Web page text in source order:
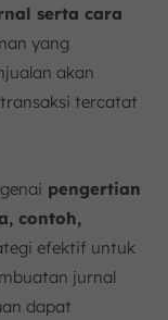
serta cara
yang
akan
tercatat
pengertian
contoh,
efektif untuk
jurnal
dapat